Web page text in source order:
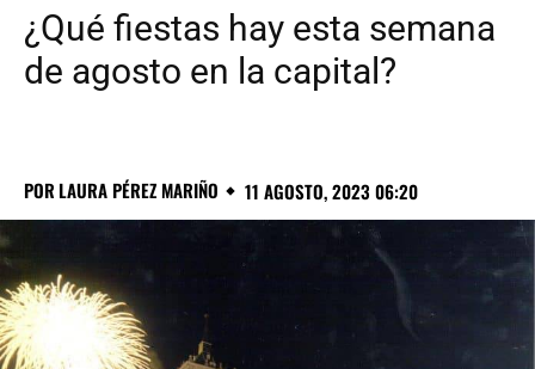
¿Qué fiestas hay esta semana
de agosto en la capital?
POR LAURA PÉREZ MARIÑO 11 AGOSTO, 2023 06:20